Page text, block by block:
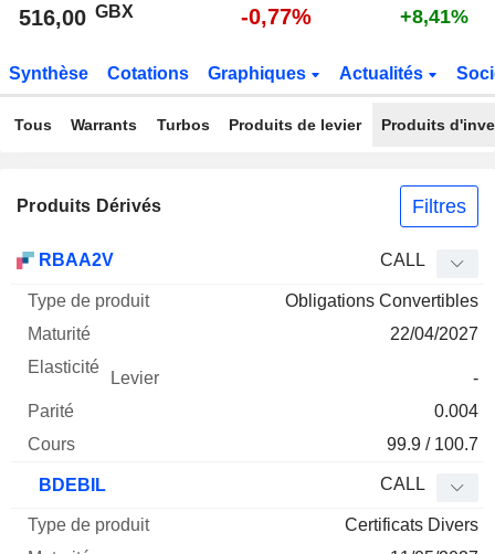
516,00 GBX -0,77% +8,41%
Synthèse Cotations Graphiques Actualités
Tous Warrants Turbos Produits de levier Produits
Produits Dérivés Filtres
Mnemo Type produit
Elasticité Levier Parité
RBAA2V CALL
Obligations Convertibles
22/04/2027
-
0.004
99.9 / 100.7
BDEBIL CALL
Certificats Divers